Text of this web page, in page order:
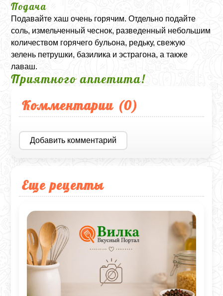
Подача
Подавайте хаш очень горячим. Отдельно подайте
соль, измельченный чеснок, разведенный небольшим
количеством горячего бульона, редьку, свежую
зелень петрушки, базилика и эстрагона, а также
лаваш.
Приятного аппетита!
Комментарии (0)
Добавить комментарий
Еще рецепты